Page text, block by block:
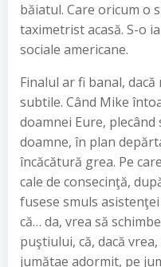
băiatul. Care oricum o
taximetrist acasă. S-o
sociale americane.
Finalul ar fi banal,
subtile. Când Mike
doamnei Eure,
doamne, în plan
încăcătură grea. Pe
cale de consecinţă,
fusese smuls
că… da, vrea să
puştiului, că, dacă
jumătae adormit, pe